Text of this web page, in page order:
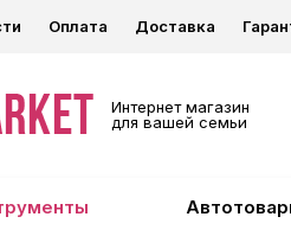
Оплата Доставка
Интернет магазин
для вашей семьи